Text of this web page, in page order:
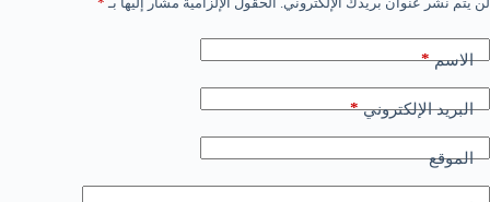
الاسم*
البريد الإلكتروني*
الموقع